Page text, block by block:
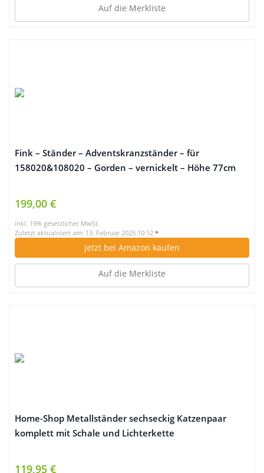
Auf die Merkliste
Fink – Ständer – Adventskranzständer – für
158020&108020 – Gorden – vernickelt – Höhe 77cm
199,00 €
inkl. 19% gesetzlicher MwSt.
Zuletzt aktualisiert am: 13. Februar 2025 10:12 *
Jetzt bei Amazon kaufen
Auf die Merkliste
Home-Shop Metallständer sechseckig Katzenpaar
komplett mit Schale und Lichterkette
119,95 €